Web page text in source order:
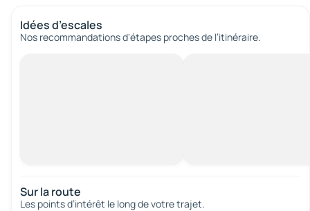
Idées d’escales
Nos recommandations d'étapes proches de l’itinéraire.
Sur la route
Les points d’intérêt le long de votre trajet.